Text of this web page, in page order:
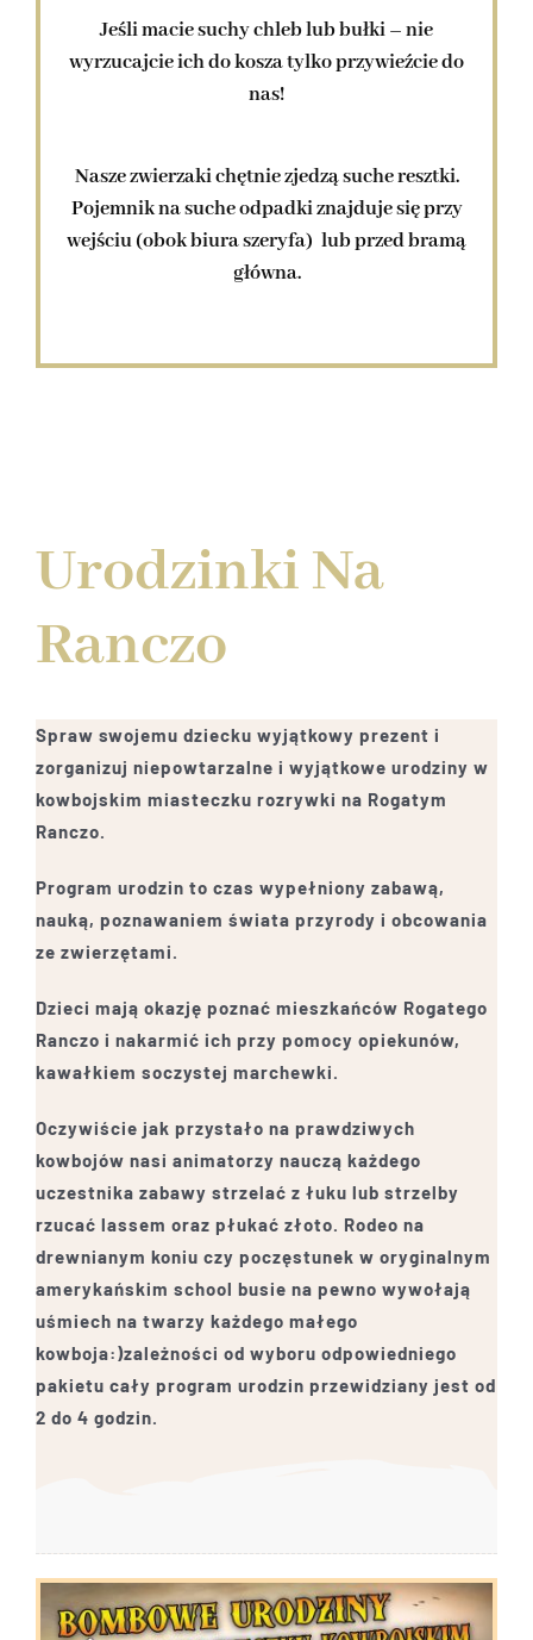
Jeśli macie suchy chleb lub bułki – nie
wyrzucajcie ich do kosza tylko przywieźcie do
nas!
Nasze zwierzaki chętnie zjedzą suche resztki.
Pojemnik na suche odpadki znajduje się przy
wejściu (obok biura szeryfa) lub przed bramą
główna.
Urodzinki Na
Ranczo
Spraw swojemu dziecku wyjątkowy prezent i
zorganizuj niepowtarzalne i wyjątkowe urodziny w
kowbojskim miasteczku rozrywki na Rogatym
Ranczo.
Program urodzin to czas wypełniony zabawą,
nauką, poznawaniem świata przyrody i obcowania
ze zwierzętami.
Dzieci mają okazję poznać mieszkańców Rogatego
Ranczo i nakarmić ich przy pomocy opiekunów,
kawałkiem soczystej marchewki.
Oczywiście jak przystało na prawdziwych
kowbojów nasi animatorzy nauczą każdego
uczestnika zabawy strzelać z łuku lub strzelby
rzucać lassem oraz płukać złoto. Rodeo na
drewnianym koniu czy poczęstunek w oryginalnym
amerykańskim school busie na pewno wywołają
uśmiech na twarzy każdego małego
kowboja:)zależności od wyboru odpowiedniego
pakietu cały program urodzin przewidziany jest od
2 do 4 godzin.